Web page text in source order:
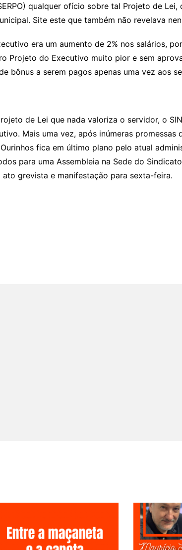
qualquer ofício sobre tal Projeto de
Site este que também não revelava
era um aumento de 2% nos salários,
Projeto do Executivo muito pior e sem
bônus a serem pagos apenas uma vez aos
de Lei que nada valoriza o servidor, o
Mais uma vez, após inúmeras promessas
fica em último plano pelo atual
para uma Assembleia na Sede do
grevista e manifestação para sexta-feira.